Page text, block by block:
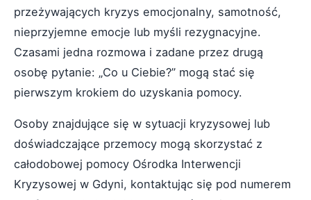
przeżywających kryzys emocjonalny, samotność,
nieprzyjemne emocje lub myśli rezygnacyjne.
Czasami jedna rozmowa i zadane przez drugą
osobę pytanie: „Co u Ciebie?” mogą stać się
pierwszym krokiem do uzyskania pomocy.
Osoby znajdujące się w sytuacji kryzysowej lub
doświadczające przemocy mogą skorzystać z
całodobowej pomocy Ośrodka Interwencji
Kryzysowej w Gdyni, kontaktując się pod numerem